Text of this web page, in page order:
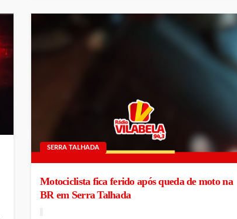
SERRA TALHADA
Motociclista fica ferido após queda de moto na
BR em Serra Talhada